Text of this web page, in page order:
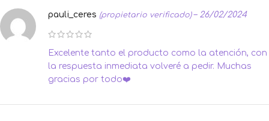
pauli_ceres (propietario verificado) – 26/02/2024
Excelente tanto el producto como la atención, con
la respuesta inmediata volveré a pedir. Muchas
gracias por todo❤️